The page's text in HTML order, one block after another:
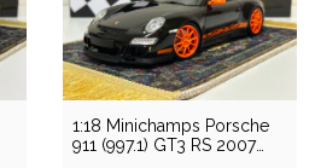
1:18 Minichamps Porsche
911 (997.1) GT3 RS 2007